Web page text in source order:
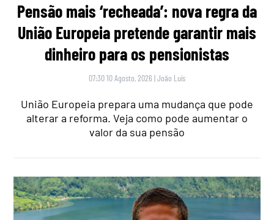
Pensão mais ‘recheada’: nova regra da
União Europeia pretende garantir mais
dinheiro para os pensionistas
07:30 10 Agosto, 2026 |João Luís
União Europeia prepara uma mudança que pode
alterar a reforma. Veja como pode aumentar o
valor da sua pensão